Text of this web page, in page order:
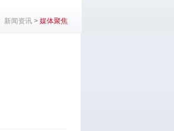
新闻资讯 > 媒体聚焦